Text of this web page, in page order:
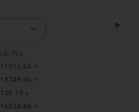
ЦБ РУз
11915.64
13749.46
146.19
16034.88